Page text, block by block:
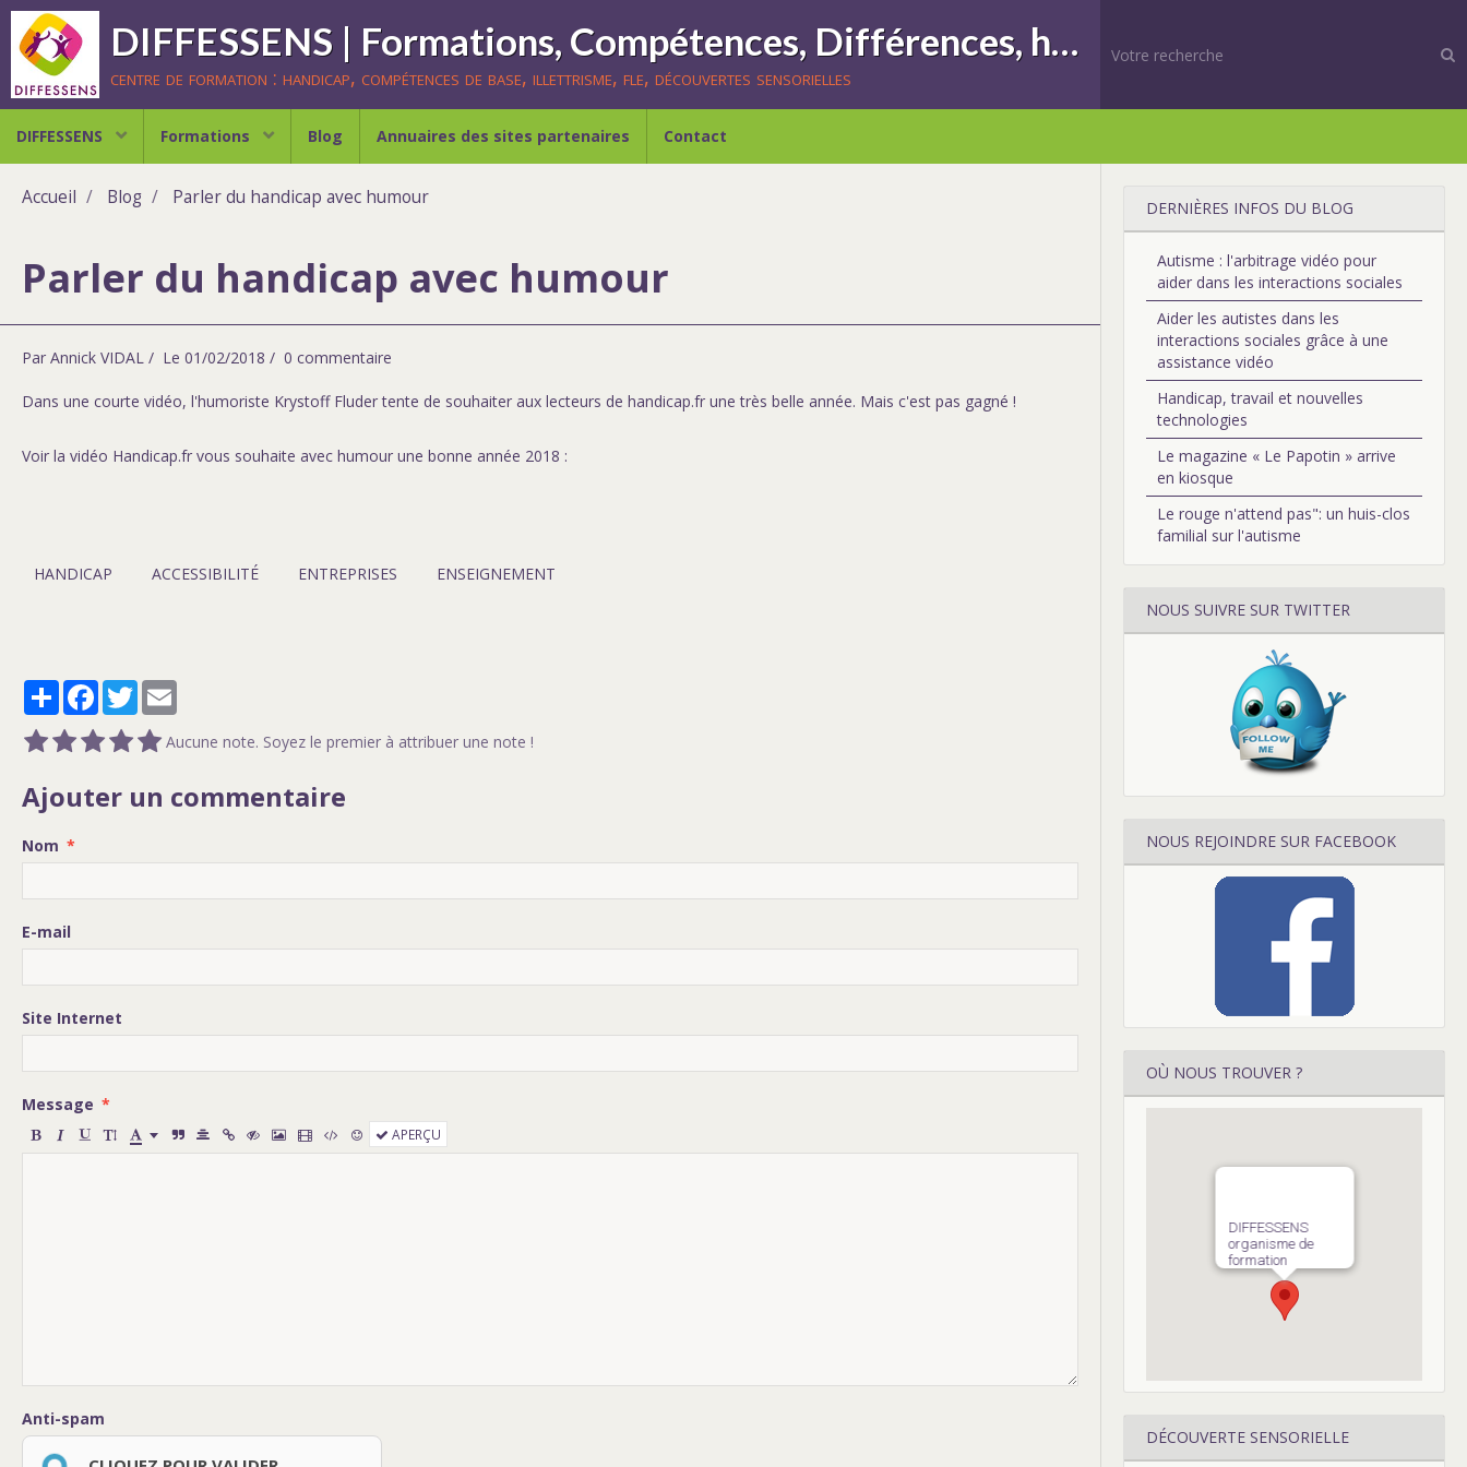
DIFFESSENS | Formations, Compétences, Différences, handicap, sensoriel
centre de formation : handicap, compétences de base, illettrisme, fle, découvertes sensorielles
DIFFESSENS Formations Blog Annuaires des sites partenaires Contact
Accueil Blog Parler du handicap avec humour
Parler du handicap avec humour
Par Annick VIDAL Le 01/02/2018 0 commentaire
Dans une courte vidéo, l'humoriste Krystoff Fluder tente de souhaiter aux lecteurs de handicap.fr une très belle année. Mais c'est pas gagné !
Voir la vidéo Handicap.fr vous souhaite avec humour une bonne année 2018 :
HANDICAP ACCESSIBILITÉ ENTREPRISES ENSEIGNEMENT
PartagerFacebook
Twitter
Aucune note. Soyez le premier à attribuer une note !
Ajouter un commentaire
Nom
E-mail
Site Internet
Message
APERÇU
Anti-spam
DERNIÈRES INFOS DU BLOG
Autisme : l'arbitrage vidéo pour
aider dans les interactions sociales
Aider les autistes dans les
interactions sociales grâce à une
assistance vidéo
Handicap, travail et nouvelles
technologies
Le magazine « Le Papotin » arrive
en kiosque
Le rouge n'attend pas": un huis-clos
familial sur l'autisme
NOUS SUIVRE SUR TWITTER
NOUS REJOINDRE SUR FACEBOOK
OÙ NOUS TROUVER ?
DIFFESSENS
organisme de
formation
DÉCOUVERTE SENSORIELLE